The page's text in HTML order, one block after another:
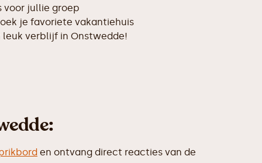
voor jullie groep
je favoriete vakantiehuis
verblijf in Onstwedde!
en ontvang direct reacties van de